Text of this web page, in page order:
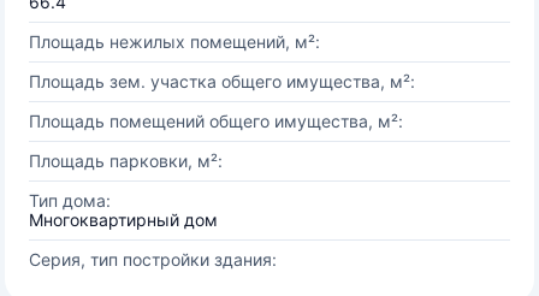
Площадь нежилых помещений, м²:
Площадь зем. участка общего имущества, м²:
Площадь помещений общего имущества, м²:
Площадь парковки, м²:
Тип дома:
Многоквартирный дом
Серия, тип постройки здания: